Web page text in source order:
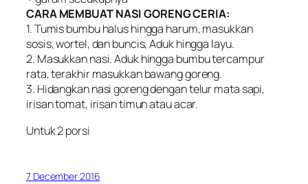
CARA MEMBUAT NASI GORENG CERIA:
1. Tumis bumbu halus hingga harum, masukkan
sosis, wortel, dan buncis, Aduk hingga layu.
2. Masukkan nasi. Aduk hingga bumbu tercampur
rata, terakhir masukkan bawang goreng.
3. Hidangkan nasi goreng dengan telur mata sapi,
irisan tomat, irisan timun atau acar.
Untuk 2 porsi
7 December 2016